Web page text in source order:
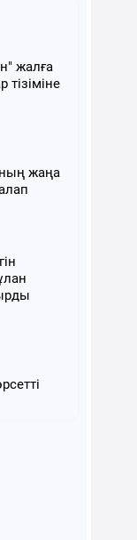
жалға
жаңа